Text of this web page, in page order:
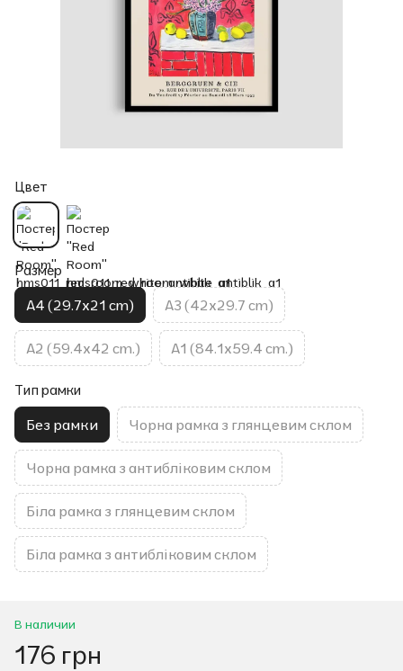
Цвет
Размер
A4 (29.7x21 cm) A3 (42x29.7 cm)
A2 (59.4x42 cm.) A1 (84.1x59.4 cm.)
Тип рамки
Без рамки Чорна рамка з глянцевим склом
Чорна рамка з антибліковим склом
Біла рамка з глянцевим склом
Біла рамка з антибліковим склом
В наличии
176 грн